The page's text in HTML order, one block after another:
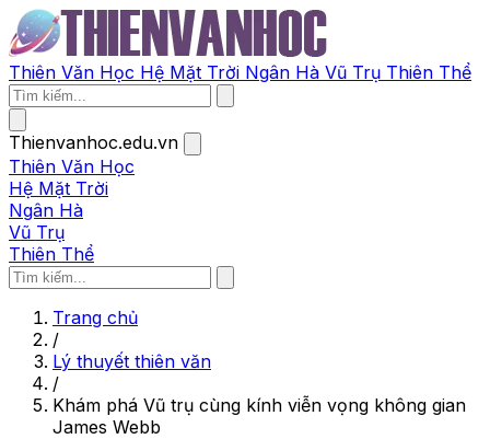
Thiên Văn Học Hệ Mặt Trời Ngân Hà Vũ Trụ Thiên Thể
Thienvanhoc.edu.vn
Thiên Văn Học
Hệ Mặt Trời
Ngân Hà
Vũ Trụ
Thiên Thể
Trang chủ
/
Lý thuyết thiên văn
/
Khám phá Vũ trụ cùng kính viễn vọng không gian
James Webb